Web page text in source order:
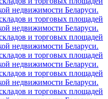
недвижимости Беларуси.
и торговых площадей
недвижимости Беларуси.
и торговых площадей
недвижимости Беларуси.
и торговых площадей
недвижимости Беларуси.
и торговых площадей
недвижимости Беларуси.
и торговых площадей